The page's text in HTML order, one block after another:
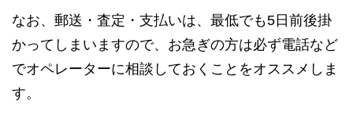
なお、郵送・査定・支払いは、最低でも5日前後掛
かってしまいますので、お急ぎの方は必ず電話など
でオペレーターに相談しておくことをオススメしま
す。